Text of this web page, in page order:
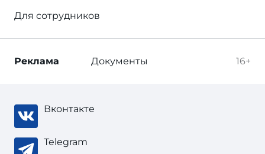
Для сотрудников
16+
Реклама Документы
Вконтакте
Telegram